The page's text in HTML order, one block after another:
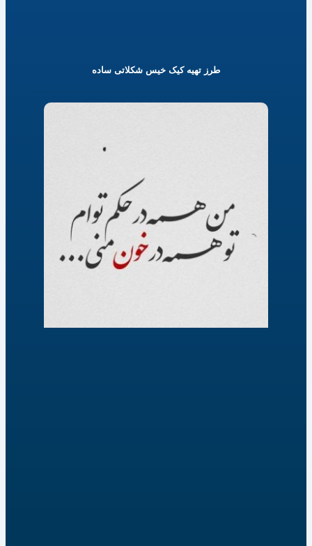
طرز تهیه کیک خیس شکلاتی ساده